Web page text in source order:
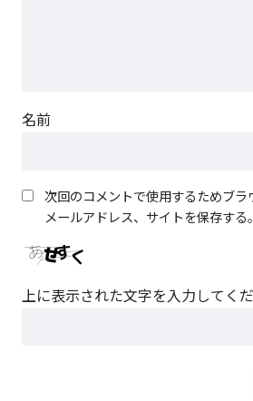
名前
次回のコメントで使用するためブラ
メールアドレス、サイトを保存する。
上に表示された文字を入力してくだ